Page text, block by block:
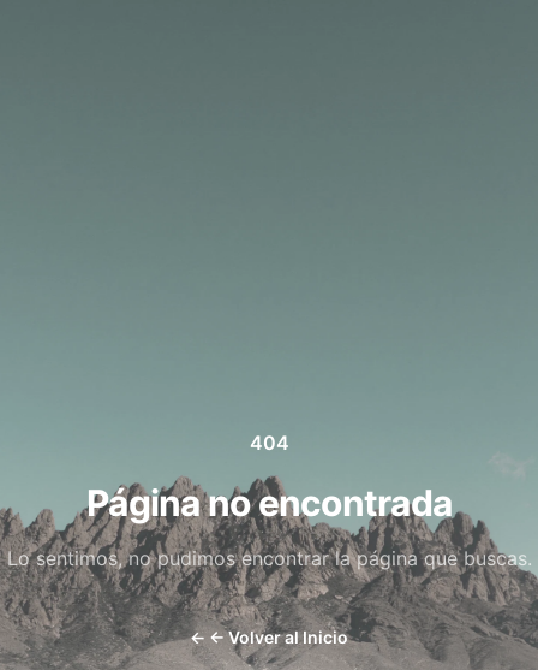
404
Página no encontrada
Lo sentimos, no pudimos encontrar la página que buscas.
← ← Volver al Inicio